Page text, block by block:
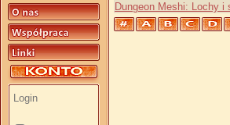
Dungeon Meshi: Lochy i